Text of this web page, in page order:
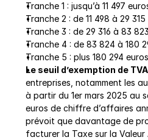
Tranche 1 : jusqu’à 11 497
Tranche 2 : de 11 498 à 29 315
Tranche 3 : de 29 316 à 83
Tranche 4 : de 83 824 à 180
Tranche 5 : plus 180 294
Le seuil d’exemption de TVA
entreprises, notamment les
à partir du 1er mars 2025 au
euros de chiffre d’affaires
prévoit que davantage de
facturer la Taxe sur la